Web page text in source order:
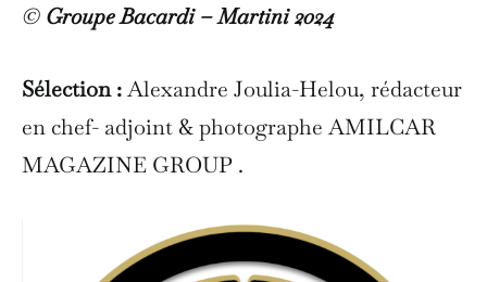
© Groupe Bacardi – Martini2024
Sélection :Alexandre Joulia-Helou, rédacteur
en chef- adjoint & photographe AMILCAR
MAGAZINE GROUP .